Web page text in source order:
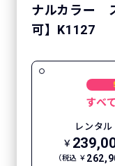
ナルカラー
可】K1127
すべ
レンタル
￥
（税込 ￥